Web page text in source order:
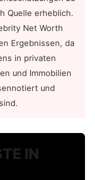
Quelle erheblich.
Net Worth
Ergebnissen, da
in privaten
und Immobilien
und
IN